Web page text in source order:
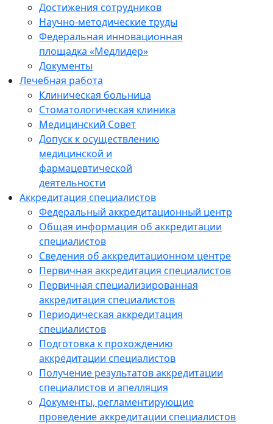
Достижения сотрудников
Научно-методические труды
Федеральная инновационная
площадка «Медлидер»
Документы
Лечебная работа
Клиническая больница
Стоматологическая клиника
Медицинский Совет
Допуск к осуществлению
медицинской и
фармацевтической
деятельности
Аккредитация специалистов
Федеральный аккредитационный центр
Общая информация об аккредитации
специалистов
Сведения об аккредитационном центре
Первичная аккредитация специалистов
Первичная специализированная
аккредитация специалистов
Периодическая аккредитация
специалистов
Подготовка к прохождению
аккредитации специалистов
Получение результатов аккредитации
специалистов и апелляция
Документы, регламентирующие
проведение аккредитации специалистов